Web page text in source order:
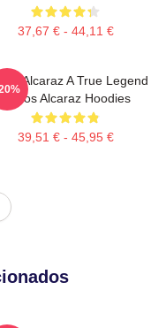
37,67 € - 44,11 €
Alcaraz A True Legend
Carlos Alcaraz Hoodies
39,51 € - 45,95 €